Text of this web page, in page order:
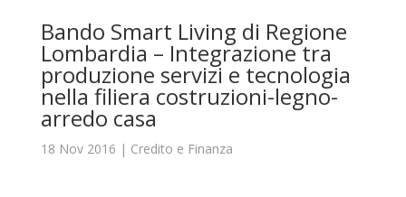
Bando Smart Living di Regione
Lombardia – Integrazione tra
produzione servizi e tecnologia
nella filiera costruzioni-legno-
arredo casa
18 Nov 2016 | Credito e Finanza